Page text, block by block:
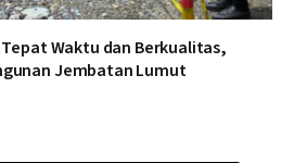
Waktu dan Berkualitas,
Jembatan Lumut